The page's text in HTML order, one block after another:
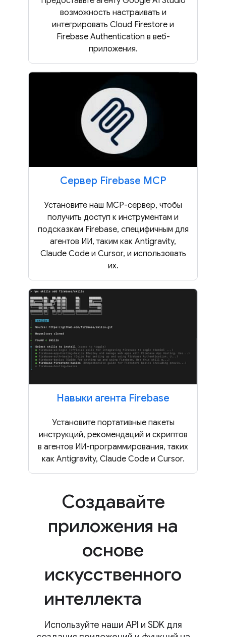
возможность настраивать и
интегрировать Cloud Firestore и
Firebase Authentication в веб-
приложения.
Сервер Firebase MCP
Установите наш MCP-сервер, чтобы
получить доступ к инструментам и
подсказкам Firebase, специфичным для
агентов ИИ, таким как Antigravity,
Claude Code и Cursor, и использовать
их.
Навыки агента Firebase
Установите портативные пакеты
инструкций, рекомендаций и скриптов
в агентов ИИ-программирования, таких
как Antigravity, Claude Code и Cursor.
Создавайте
приложения на
основе
искусственного
интеллекта
Используйте наши API и SDK для